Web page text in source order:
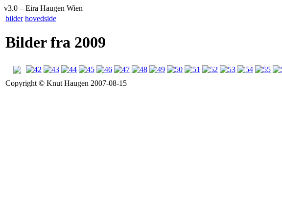
v3.0 – Eira Haugen Wien
bilder hovedside
Bilder fra 2009
Copyright © Knut Haugen 2007-08-15